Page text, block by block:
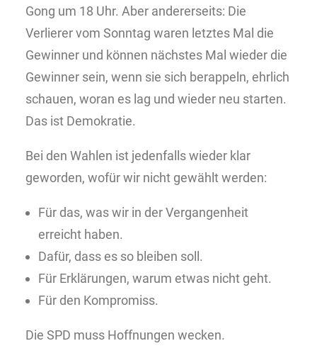
Gong um 18 Uhr. Aber andererseits: Die
Verlierer vom Sonntag waren letztes Mal die
Gewinner und können nächstes Mal wieder die
Gewinner sein, wenn sie sich berappeln, ehrlich
schauen, woran es lag und wieder neu starten.
Das ist Demokratie.
Bei den Wahlen ist jedenfalls wieder klar
geworden, wofür wir nicht gewählt werden:
Für das, was wir in der Vergangenheit
erreicht haben.
Dafür, dass es so bleiben soll.
Für Erklärungen, warum etwas nicht geht.
Für den Kompromiss.
Die SPD muss Hoffnungen wecken.